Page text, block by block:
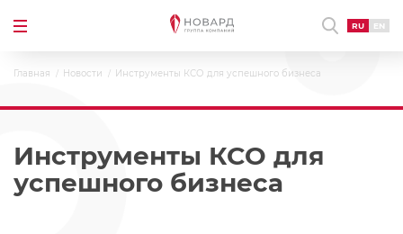
RU EN
Главная Новости Инструменты КСО для успешного бизнеса
Инструменты КСО для
успешного бизнеса